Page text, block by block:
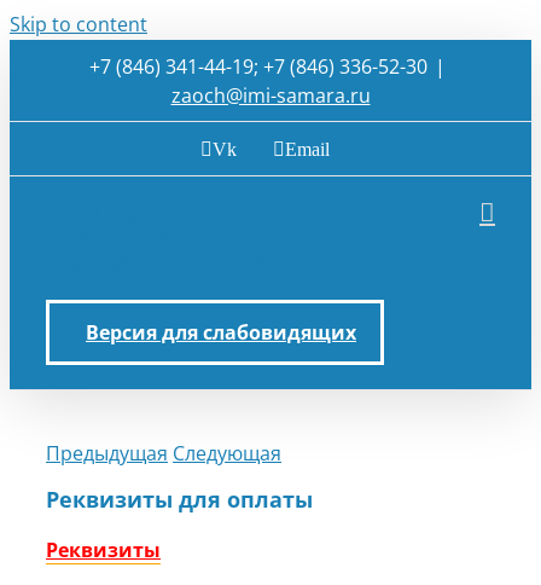
Skip to content
+7 (846) 341-44-19; +7 (846) 336-52-30 |
zaoch@imi-samara.ru
Vk Email
Версия для слабовидящих
Предыдущая Следующая
Реквизиты для оплаты
Реквизиты